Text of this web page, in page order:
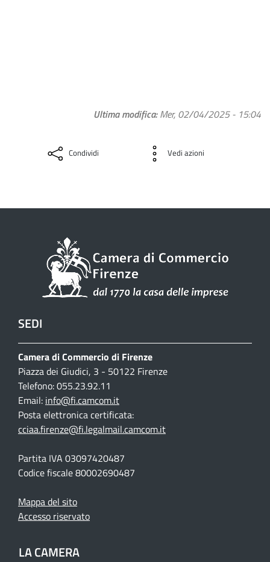
Ultima modifica Mer, 02/04/2025 - 15:04
Condividi Vedi azioni
SEDI
Camera di Commercio di Firenze
Piazza dei Giudici, 3 - 50122 Firenze
Telefono: 055.23.92.11
Email: info@fi.camcom.it
Posta elettronica certificata:
cciaa.firenze@fi.legalmail.camcom.it
Partita IVA 03097420487
Codice fiscale 80002690487
Mappa del sito
Accesso riservato
LA CAMERA